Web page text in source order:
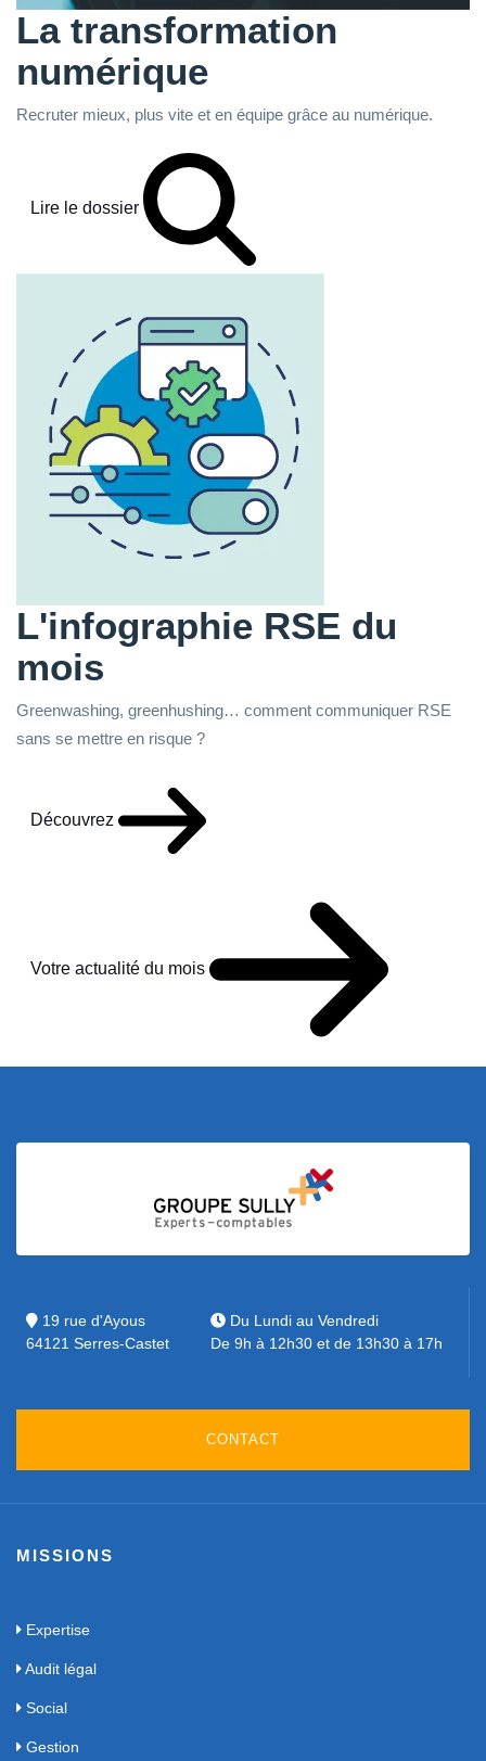
La transformation
numérique
Recruter mieux, plus vite et en équipe grâce au numérique.
Lire le dossier
L'infographie RSE du
mois
Greenwashing, greenhushing… comment communiquer RSE
sans se mettre en risque ?
Découvrez
Votre actualité du mois
19 rue d'Ayous
64121 Serres-Castet
Du Lundi au Vendredi
De 9h à 12h30 et de 13h30 à 17h
CONTACT
MISSIONS
Expertise
Audit légal
Social
Gestion